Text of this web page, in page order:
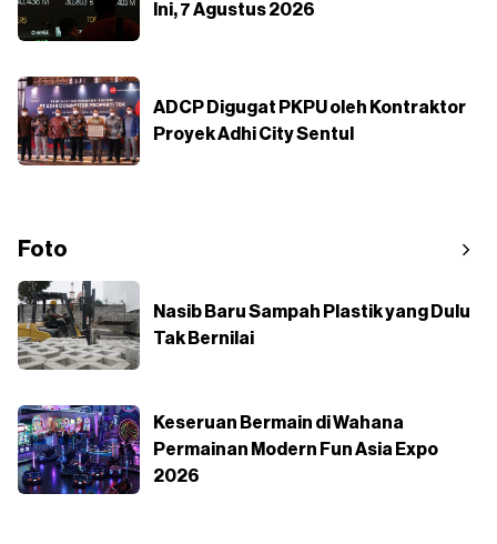
Ini, 7 Agustus 2026
ADCP Digugat PKPU oleh Kontraktor
Proyek Adhi City Sentul
Foto
Nasib Baru Sampah Plastik yang Dulu
Tak Bernilai
Keseruan Bermain di Wahana
Permainan Modern Fun Asia Expo
2026